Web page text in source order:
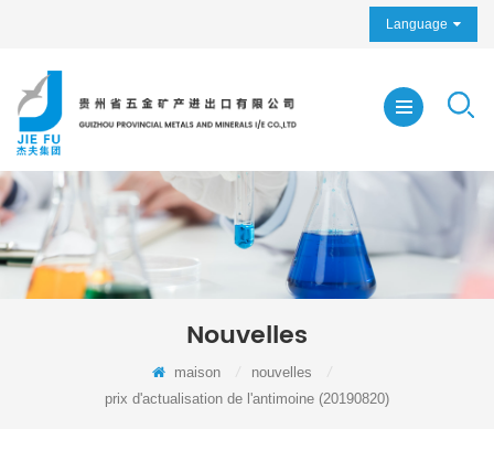
Language
Nouvelles
maison nouvelles
prix d'actualisation de l'antimoine (20190820)